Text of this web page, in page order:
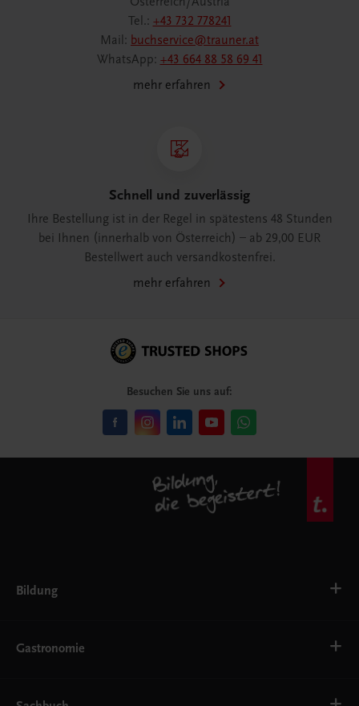
Tel.: +43 732 778241
Mail: buchservice@trauner.at
WhatsApp: +43 664 88 58 69 41
mehr erfahren
Schnell und zuverlässig
Ihre Bestellung ist in der Regel in spätestens 48 Stunden
bei Ihnen (innerhalb von Österreich) – ab 29,00 EUR
Bestellwert auch versandkostenfrei.
mehr erfahren
Besuchen Sie uns auf:
Bildung
AHS
EWF/ZWF
Gastronomie